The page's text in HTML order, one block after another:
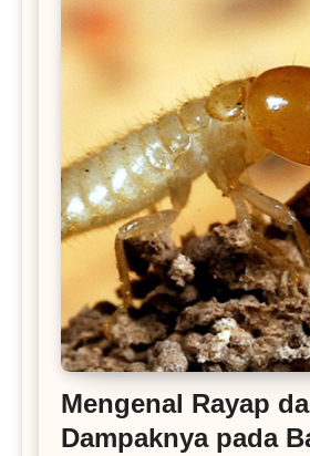
Mengenal Rayap
Dampaknya pada